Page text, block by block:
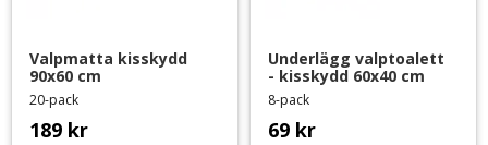
Valpmatta kisskydd
90x60 cm
20-pack
189 kr
Underlägg valptoalett
- kisskydd 60x40 cm
8-pack
69 kr